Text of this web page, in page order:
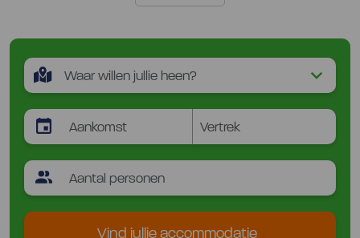
Vind jullie accommodatie